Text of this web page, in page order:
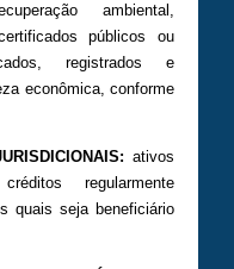
ambiental,
públicos ou
registrados e
econômica, conforme
ativos
regularmente
quais seja beneficiário